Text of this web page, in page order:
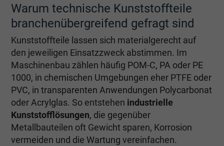
Warum technische Kunststoffteile
branchenübergreifend gefragt sind
Kunststoffteile lassen sich materialgerecht auf
den jeweiligen Einsatzzweck abstimmen. Im
Maschinenbau zählen häufig POM-C, PA oder PE
1000, in chemischen Umgebungen eher PTFE oder
PVC, in transparenten Anwendungen Polycarbonat
oder Acrylglas. So entstehen industrielle
Kunststofflösungen, die gegenüber
Metallbauteilen oft Gewicht sparen, Korrosion
vermeiden und die Wartung vereinfachen.